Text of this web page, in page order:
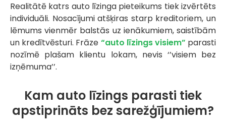
Realitātē katrs auto līzinga pieteikums tiek izvērtēts
individuāli. Nosacījumi atšķiras starp kreditoriem, un
lēmums vienmēr balstās uz ienākumiem, saistībām
un kredītvēsturi. Frāze “auto līzings visiem” parasti
nozīmē plašam klientu lokam, nevis ‘’visiem bez
izņēmuma’’.
Kam auto līzings parasti tiek
apstiprināts bez sarežģījumiem?